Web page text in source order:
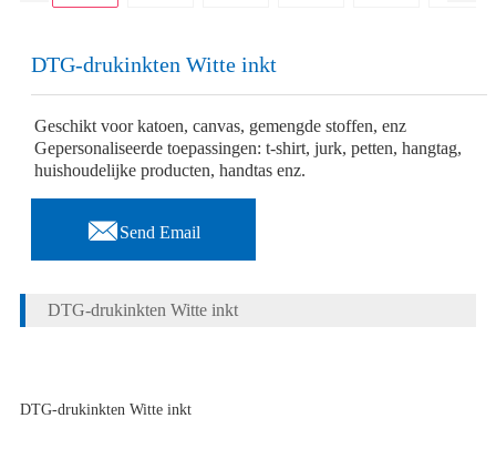
DTG-drukinkten Witte inkt
Geschikt voor katoen, canvas, gemengde stoffen, enz
Gepersonaliseerde toepassingen: t-shirt, jurk, petten, hangtag,
huishoudelijke producten, handtas enz.
Send Email
DTG-drukinkten Witte inkt
DTG-drukinkten Witte inkt